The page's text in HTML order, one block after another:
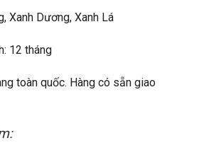
Xanh Dương, Xanh Lá
12 tháng
toàn quốc. Hàng có sẵn giao